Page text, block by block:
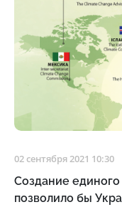
02 сентября 2021 10:30
Создание единого
позволило бы